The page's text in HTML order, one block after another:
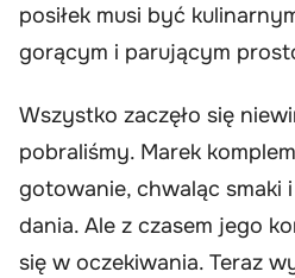
posiłek musi być
gorącym i parującym
Wszystko zaczęło się
pobraliśmy. Marek
gotowanie, chwaląc smaki
dania. Ale z czasem jego
się w oczekiwania. Teraz